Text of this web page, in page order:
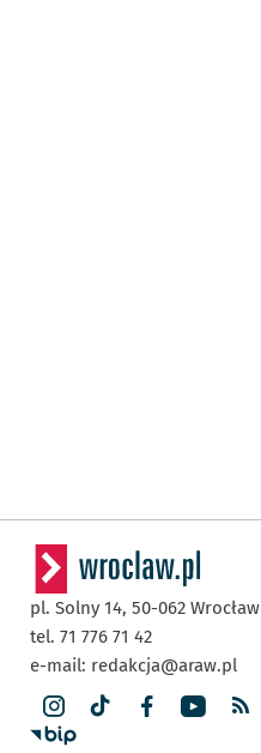
pl. Solny 14, 50-062 Wrocław
tel. 71 776 71 42
e-mail: redakcja@araw.pl